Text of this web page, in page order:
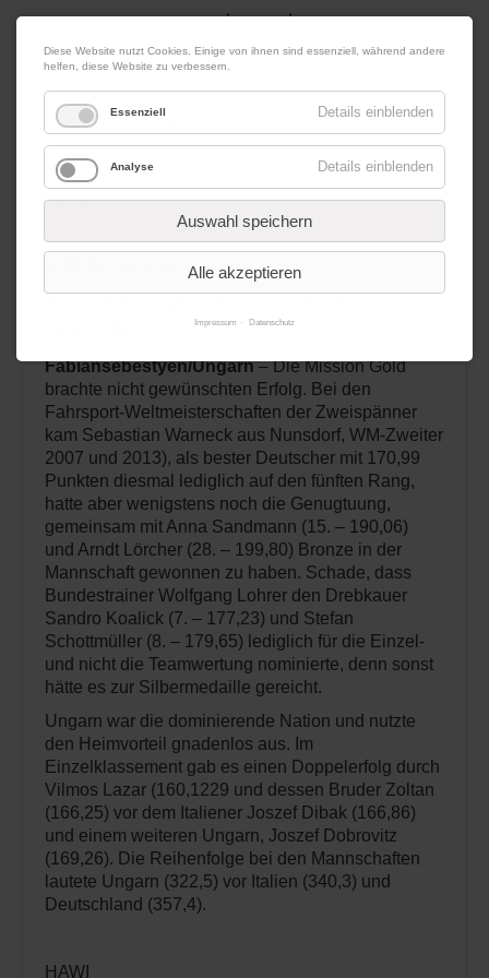
10. August 2026 Impressum|Kontakt|Datenschutz
Werbung
Menü
von Redaktion
Warneck gewann Bronze mit
Fábiánsebestyén/Ungarn– Die Mission Gold
brachte nicht gewünschten Erfolg. Bei den
Fahrsport-Weltmeisterschaften der Zweispänner
kam Sebastian Warneck aus Nunsdorf, WM-Zweiter
2007 und 2013), als bester Deutscher mit 170,99
Punkten diesmal lediglich auf den fünften Rang,
hatte aber wenigstens noch die Genugtuung,
gemeinsam mit Anna Sandmann (15. – 190,06)
und Arndt Lörcher (28. – 199,80) Bronze in der
Mannschaft gewonnen zu haben. Schade, dass
Bundestrainer Wolfgang Lohrer den Drebkauer
Sandro Koalick (7. – 177,23) und Stefan
Schottmüller (8. – 179,65) lediglich für die Einzel-
und nicht die Teamwertung nominierte, denn sonst
hätte es zur Silbermedaille gereicht.
Ungarn war die dominierende Nation und nutzte
den Heimvorteil gnadenlos aus. Im
Einzelklassement gab es einen Doppelerfolg durch
Vilmos Lazar (160,1229 und dessen Bruder Zoltan
(166,25) vor dem Italiener Joszef Dibak (166,86)
und einem weiteren Ungarn, Joszef Dobrovitz
(169,26). Die Reihenfolge bei den Mannschaften
lautete Ungarn (322,5) vor Italien (340,3) und
Deutschland (357,4).
HAWI
Diese Website nutzt Cookies. Einige von ihnen sind essenziell, während andere
helfen, diese Website zu verbessern.
Essenziell Details einblenden
Analyse Details einblenden
Auswahl speichern
Alle akzeptieren
Impressum Datenschutz